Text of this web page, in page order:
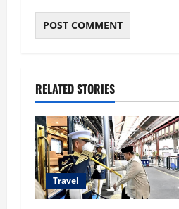
RELATED STORIES
Travel